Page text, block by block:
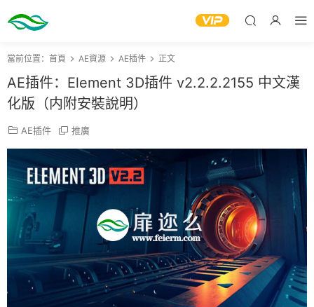
當前位置： 首頁 AE資源 AE插件 正文
AE插件：Element 3D插件 v2.2.2.2155 中文漢
化版（内附安裝說明）
AE插件 推廣